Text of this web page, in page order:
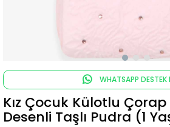
WHATSAPP DESTEK
Kız Çocuk Külotlu
Desenli Taşlı Pudra (1